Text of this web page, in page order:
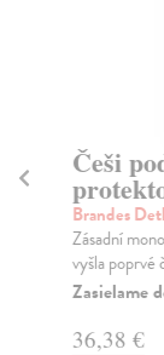
Češi
Brandes
Zásadní
vyšla poprvé
Zasielame
36,38 €